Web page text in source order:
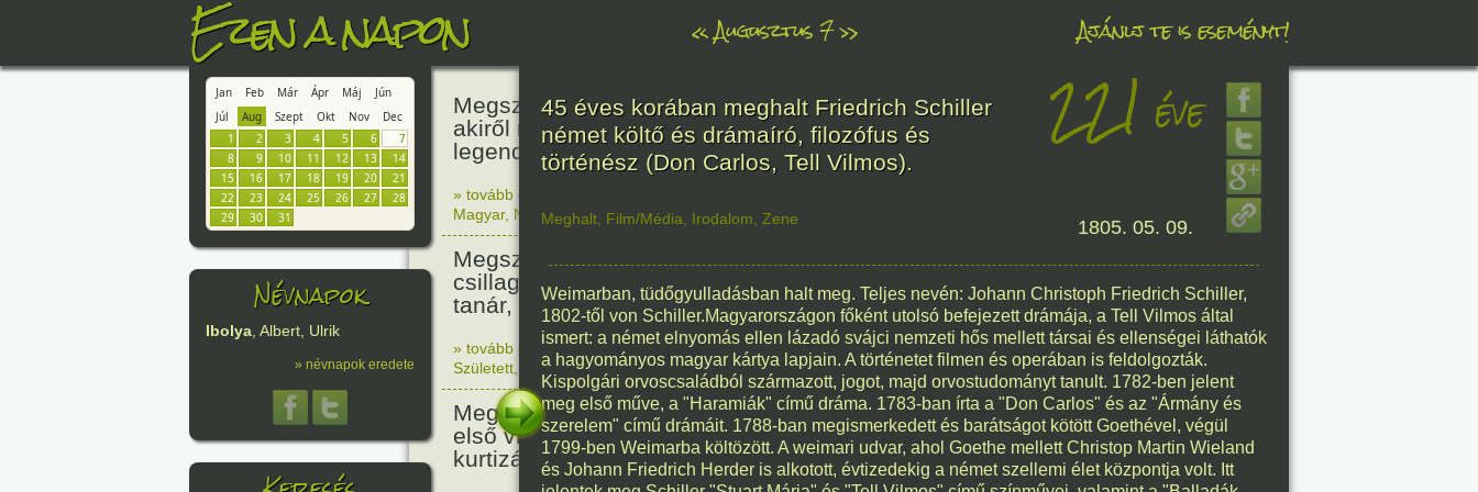
Ezen a napon «Augusztus 7» Ajánlj te is eseményt!
Jan Feb Már Ápr Máj
Jún
Júl
Aug Szept Okt Nov
Dec
1
2 3 4 5 6
7
8
9 10 11 12 13
14
15
16 17 18 19 20
21
22
23 24 25 26 27
28
29
30 31
Névnapok
Ibolya, Albert, Ulrik
» névnapok eredete
Megszületett Báthori Erzsébet,
akiről rémséges és kegyetlen
legendák éltek.
466éve
» tovább olvasom
Magyar, Nő Történelem
Megszületett Kondor Gusztáv
csillagász, matematikus, egyetemi
tanár, akadémikus.
201éve
» tovább olvasom|Nincs hozzászólás, szólj hozzá!
Született
Technika,Magyar 1825. 08. 07.
Megszületett Mata Hari, a híres
első világháborús táncosnő,
kurtizán és kém.
150éve
45 éves korában meghalt Friedrich Schiller
német költő és drámaíró, filozófus és
történész (Don Carlos, Tell Vilmos).
221 éve
Meghalt Film/Média Irodalom Zene 1805. 05. 09.
Weimarban, tüdőgyulladásban halt meg. Teljes nevén: Johann Christoph Friedrich Schiller,
1802-től von Schiller.Magyarországon főként utolsó befejezett drámája, a Tell Vilmos által
ismert: a német elnyomás ellen lázadó svájci nemzeti hős mellett társai és ellenségei láthatók
a hagyományos magyar kártya lapjain. A történetet filmen és operában is feldolgozták.
Kispolgári orvoscsaládból származott, jogot, majd orvostudományt tanult. 1782-ben jelent
meg első műve, a "Haramiák" című dráma. 1783-ban írta a "Don Carlos" és az "Ármány és
szerelem" című drámáit. 1788-ban megismerkedett és barátságot kötött Goethével, végül
1799-ben Weimarba költözött. A weimari udvar, ahol Goethe mellett Christop Martin Wieland
és Johann Friedrich Herder is alkotott, évtizedekig a német szellemi élet központja volt. Itt